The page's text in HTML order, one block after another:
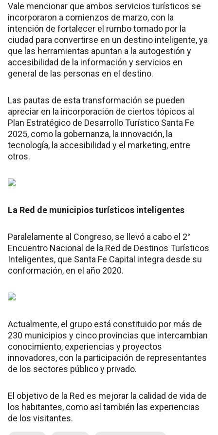
Vale mencionar que ambos servicios turísticos se
incorporaron a comienzos de marzo, con la
intención de fortalecer el rumbo tomado por la
ciudad para convertirse en un destino inteligente, ya
que las herramientas apuntan a la autogestión y
accesibilidad de la información y servicios en
general de las personas en el destino.
Las pautas de esta transformación se pueden
apreciar en la incorporación de ciertos tópicos al
Plan Estratégico de Desarrollo Turístico Santa Fe
2025, como la gobernanza, la innovación, la
tecnología, la accesibilidad y el marketing, entre
otros.
La Red de municipios turísticos inteligentes
Paralelamente al Congreso, se llevó a cabo el 2°
Encuentro Nacional de la Red de Destinos Turísticos
Inteligentes, que Santa Fe Capital integra desde su
conformación, en el año 2020.
Actualmente, el grupo está constituido por más de
230 municipios y cinco provincias que intercambian
conocimiento, experiencias y proyectos
innovadores, con la participación de representantes
de los sectores público y privado.
El objetivo de la Red es mejorar la calidad de vida de
los habitantes, como así también las experiencias
de los visitantes.